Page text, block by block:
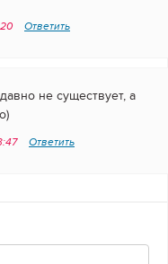
Ответить
не существует, а
Ответить